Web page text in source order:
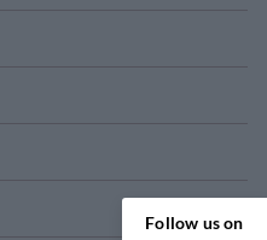
Follow us on